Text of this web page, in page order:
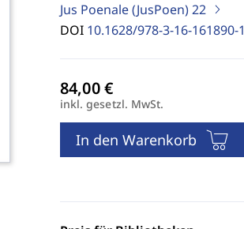
Jus Poenale (JusPoen)22
DOI 10.1628/978-3-16-161890-1
inkl. gesetzl. MwSt.
In den Warenkorb